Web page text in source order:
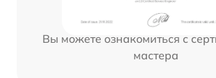
Вы можете ознакомиться с
мастера